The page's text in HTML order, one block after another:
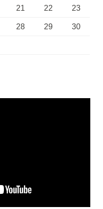
21 22 23
28 29 30